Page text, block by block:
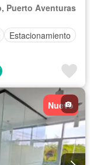
Puerto Aventuras
Estacionamiento
Nuevo